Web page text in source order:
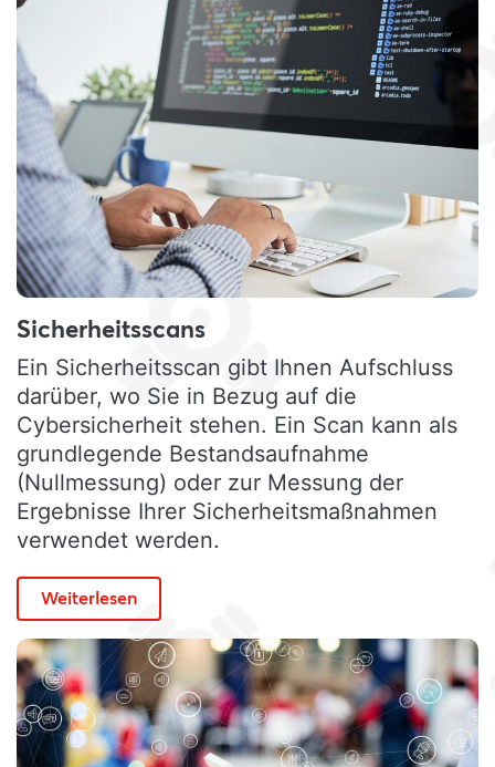
Sicherheitsscans
Ein Sicherheitsscan gibt Ihnen Aufschluss
darüber, wo Sie in Bezug auf die
Cybersicherheit stehen. Ein Scan kann als
grundlegende Bestandsaufnahme
(Nullmessung) oder zur Messung der
Ergebnisse Ihrer Sicherheitsmaßnahmen
verwendet werden.
Weiterlesen